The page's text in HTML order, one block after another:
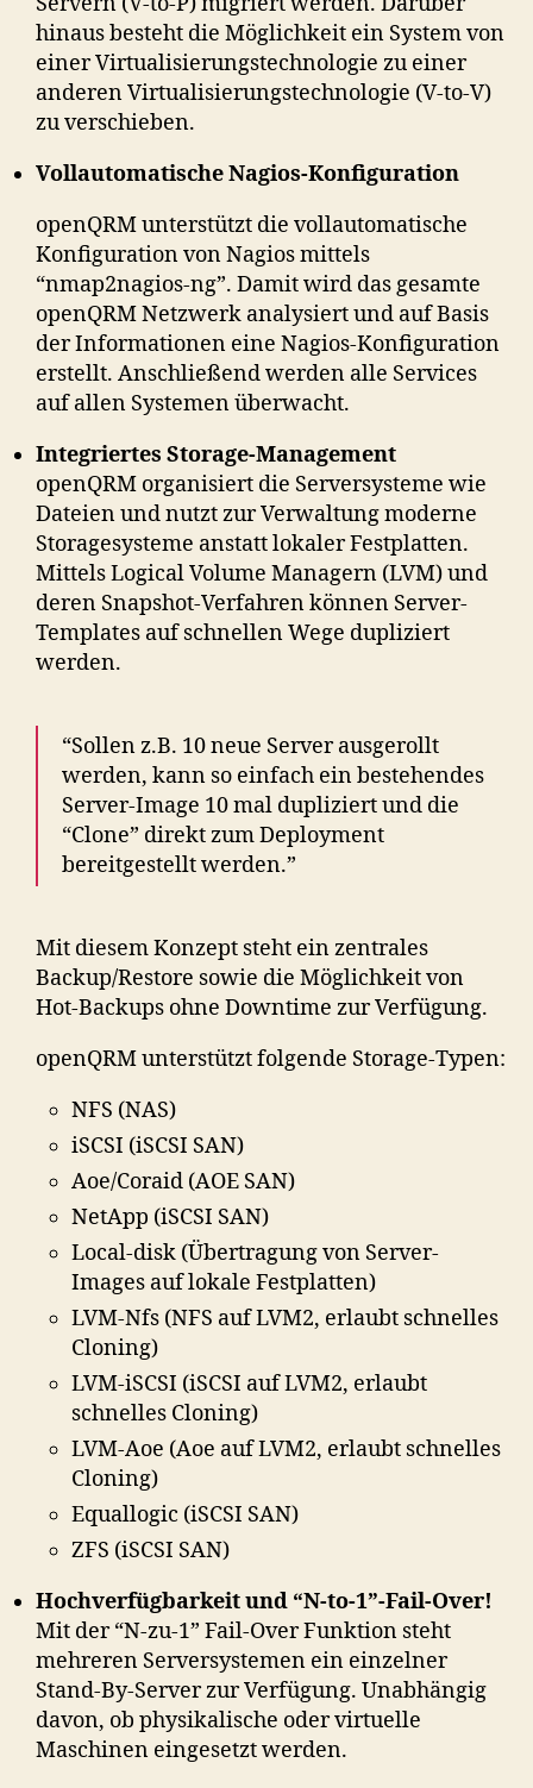
hinaus besteht die Möglichkeit ein System von
einer Virtualisierungstechnologie zu einer
anderen Virtualisierungstechnologie (V-to-V)
zu verschieben.
Vollautomatische Nagios-Konfiguration
openQRM unterstützt die vollautomatische
Konfiguration von Nagios mittels
“nmap2nagios-ng”. Damit wird das gesamte
openQRM Netzwerk analysiert und auf Basis
der Informationen eine Nagios-Konfiguration
erstellt. Anschließend werden alle Services
auf allen Systemen überwacht.
Integriertes Storage-Management
openQRM organisiert die Serversysteme wie
Dateien und nutzt zur Verwaltung moderne
Storagesysteme anstatt lokaler Festplatten.
Mittels Logical Volume Managern (LVM) und
deren Snapshot-Verfahren können Server-
Templates auf schnellen Wege dupliziert
werden.
“Sollen z.B. 10 neue Server ausgerollt
werden, kann so einfach ein bestehendes
Server-Image 10 mal dupliziert und die
“Clone” direkt zum Deployment
bereitgestellt werden.”
Mit diesem Konzept steht ein zentrales
Backup/Restore sowie die Möglichkeit von
Hot-Backups ohne Downtime zur Verfügung.
openQRM unterstützt folgende Storage-Typen:
NFS (NAS)
iSCSI (iSCSI SAN)
Aoe/Coraid (AOE SAN)
NetApp (iSCSI SAN)
Local-disk (Übertragung von Server-
Images auf lokale Festplatten)
LVM-Nfs (NFS auf LVM2, erlaubt schnelles
Cloning)
LVM-iSCSI (iSCSI auf LVM2, erlaubt
schnelles Cloning)
LVM-Aoe (Aoe auf LVM2, erlaubt schnelles
Cloning)
Equallogic (iSCSI SAN)
ZFS (iSCSI SAN)
Hochverfügbarkeit und “N-to-1”-Fail-Over!
Mit der “N-zu-1” Fail-Over Funktion steht
mehreren Serversystemen ein einzelner
Stand-By-Server zur Verfügung. Unabhängig
davon, ob physikalische oder virtuelle
Maschinen eingesetzt werden.